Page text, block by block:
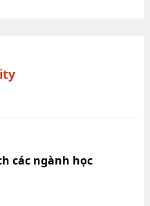
các ngành học